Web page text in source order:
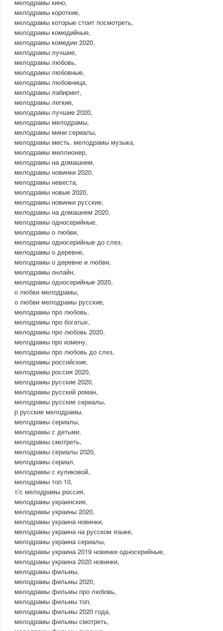
мелодрамы кино,
мелодрамы короткие,
мелодрамы которые стоит посмотреть,
мелодрамы комедийные,
мелодрамы комедии 2020,
мелодрамы лучшие,
мелодрамы любовь,
мелодрамы любовные,
мелодрамы любовница,
мелодрамы лабиринт,
мелодрамы легкие,
мелодрамы лучшие 2020,
мелодрамы мелодрамы,
мелодрамы мини сериалы,
мелодрамы месть, мелодрамы музыка,
мелодрамы миллионер,
мелодрамы на домашнем,
мелодрамы новинки 2020,
мелодрамы невеста,
мелодрамы новые 2020,
мелодрамы новинки русские,
мелодрамы на домашнем 2020,
мелодрамы односерийные,
мелодрамы о любви,
мелодрамы односерийные до слез,
мелодрамы о деревне,
мелодрамы о деревне и любви,
мелодрамы онлайн,
мелодрамы односерийные 2020,
о любви мелодрамы,
о любви мелодрамы русские,
мелодрамы про любовь,
мелодрамы про богатых,
мелодрамы про любовь 2020,
мелодрамы про измену,
мелодрамы про любовь до слез,
мелодрамы российские,
мелодрамы россия 2020,
мелодрамы русские 2020,
мелодрамы русский роман,
мелодрамы русские сериалы,
р русские мелодрамы,
мелодрамы сериалы,
мелодрамы с детьми,
мелодрамы смотреть,
мелодрамы сериалы 2020,
мелодрамы сериал,
мелодрамы с куликовой,
мелодрамы топ 10,
т/с мелодрамы россия,
мелодрамы украинские,
мелодрамы украины 2020,
мелодрамы украина новинки,
мелодрамы украина на русском языке,
мелодрамы украина сериалы,
мелодрамы украина 2019 новинки односерийные,
мелодрамы украина 2020 новинки,
мелодрамы фильмы,
мелодрамы фильмы 2020,
мелодрамы фильмы про любовь,
мелодрамы фильмы топ,
мелодрамы фильмы 2020 года,
мелодрамы фильмы смотреть,